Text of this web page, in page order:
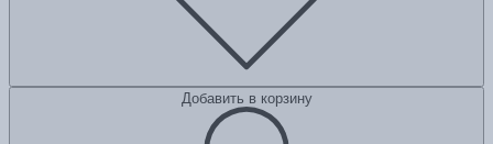
Добавить в корзину